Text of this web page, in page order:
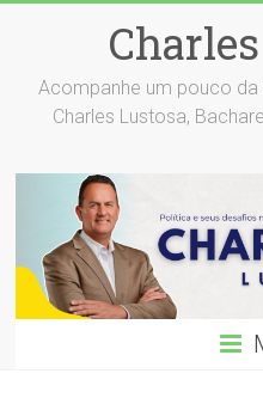
Acompanhe um pouco da
Charles Lustosa,